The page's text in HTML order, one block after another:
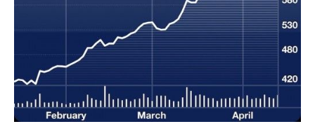
DOBRA PASSA APPLE NA GIEŁDZIE DOBIEGŁA KOŃCA?
SPADEK WARTOŚCI AKCJI O 4,15%